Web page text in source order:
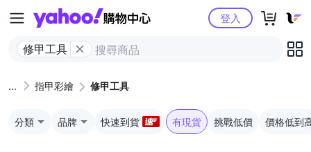
Yahoo購物中心
修甲工具
登入
指甲彩繪 修甲工具
分類 品牌 快速到貨 有現貨 挑戰低價 價格低到